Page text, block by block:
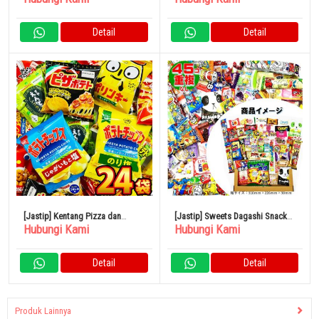
Detail Detail
[Jastip] Kentang Pizza dan
Keripik Kentang Camilan DX 24
Hubungi Kami
Detail
[Jastip] Sweets Dagashi Snacks
SP 45 Macam
Hubungi Kami
Detail
Produk Lainnya